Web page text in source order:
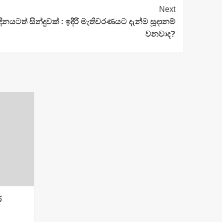
Next
සින්දුවක් : ඉදිරි මැතිවරණයට දැන්ම සූදානම්
වනවාද?